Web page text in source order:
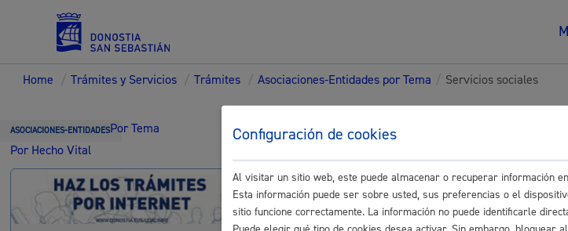
Servicios
Padrón y asuntos personales
Home / Trámites y Servicios / Trámites / Asociaciones-Entidades por Tema / Servicios sociales
ASOCIACIONES-ENTIDADESPor Tema
Por Hecho Vital
Trámites para
Entidades
Configuración de cookies
Al visitar un sitio web, este puede almacenar o recuperar información
Esta información puede ser sobre usted, sus preferencias o el
sitio funcione correctamente. La información no puede identificarle